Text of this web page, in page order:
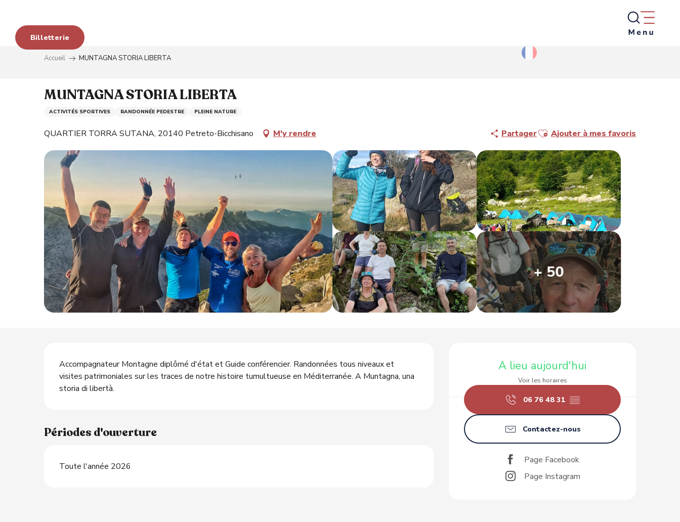
contenu
principal
Billetterie
Accueil MUNTAGNA STORIA LIBERTA
MUNTAGNA STORIA LIBERTA
ACTIVITÉS SPORTIVES RANDONNÉE PEDESTRE PLEINE NATURE
QUARTIER TORRA SUTANA, 20140 Petreto-Bicchisano M'y rendre PartagerAjouter aux favoris
Ajouter à mes favoris
+ 50
Ouverture et coordonnées
A lieu aujourd'hui
Voir les horaires
06 76 48 31 ▒▒
Contactez-nous
Page Facebook
Page Instagram
Description
Accompagnateur Montagne diplômé d'état et Guide conférencier. Randonnées tous niveaux et
visites patrimoniales sur les traces de notre histoire tumultueuse en Méditerranée. A Muntagna, una
storia di libertà.
Périodes d'ouverture
Toute l'année 2026